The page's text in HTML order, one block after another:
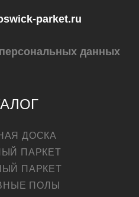
parket.ru
данных
ДОСКА
ПАРКЕТ
ПАРКЕТ
ПОЛЫ